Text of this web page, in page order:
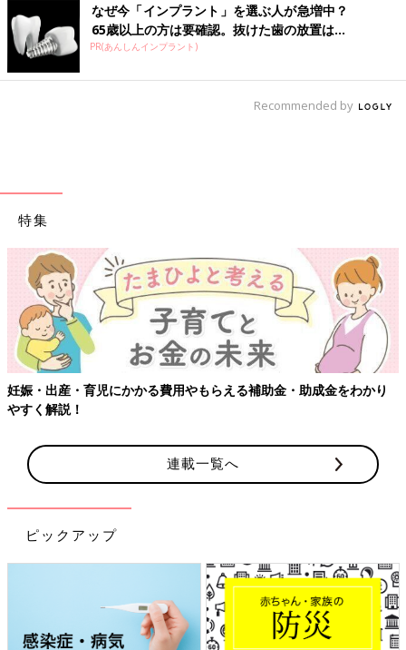
なぜ今「インプラント」を選ぶ人が急増中？
65歳以上の方は要確認。抜けた歯の放置は...
PR(あんしんインプラント)
Recommended by
特集
妊娠・出産・育児にかかる費用やもらえる補助金・助成金をわかり
やすく解説！
連載一覧へ
ピックアップ